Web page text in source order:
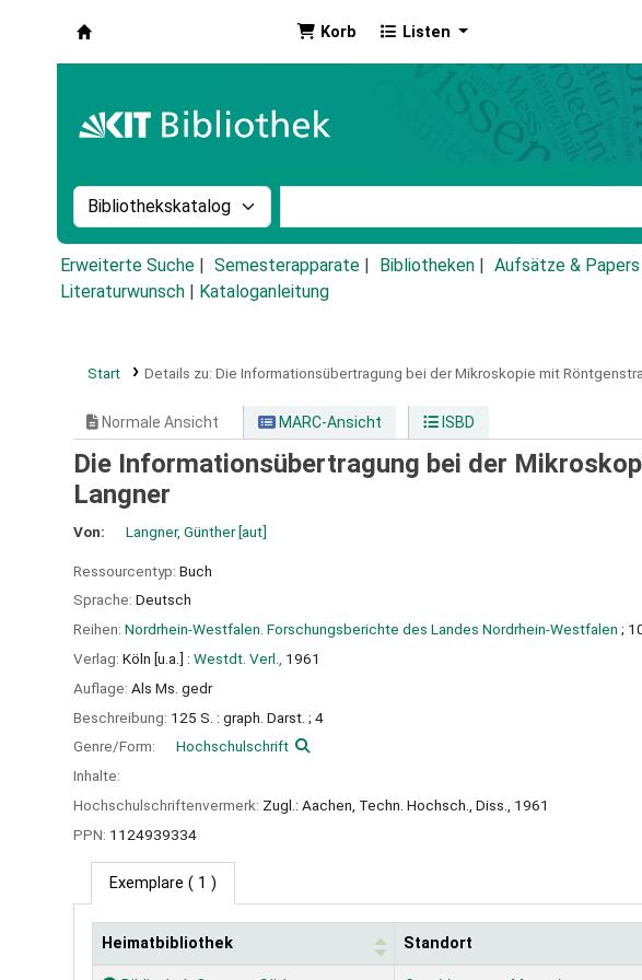
Korb Listen
Suche im Katalog nach:
Erweiterte Suche Semesterapparate Bibliotheken Aufsätze & Papers
Literaturwunsch
Kataloganleitung
Start Details zu: Die Informationsübertragung bei der Mikroskopie mit
Normale Ansicht MARC-Ansicht ISBD
Die Informationsübertragung bei der
Langner
Von: Langner, Günther[aut]
Ressourcentyp: Buch
Sprache: Deutsch
Reihen: Nordrhein-Westfalen. Forschungsberichte des Landes Nordrhein-Westfalen ;
Verlag: Köln [u.a.] : Westdt. Verl.,
1961
Auflage: Als Ms. gedr
Beschreibung: 125 S. : graph. Darst. ; 4
Genre/Form:
Hochschulschrift
Inhalte:
Hochschulschriftenvermerk: Zugl.: Aachen, Techn. Hochsch., Diss., 1961
PPN: 1124939334
Exemplare ( 1 )
Exemplare
Heimatbibliothek Standort